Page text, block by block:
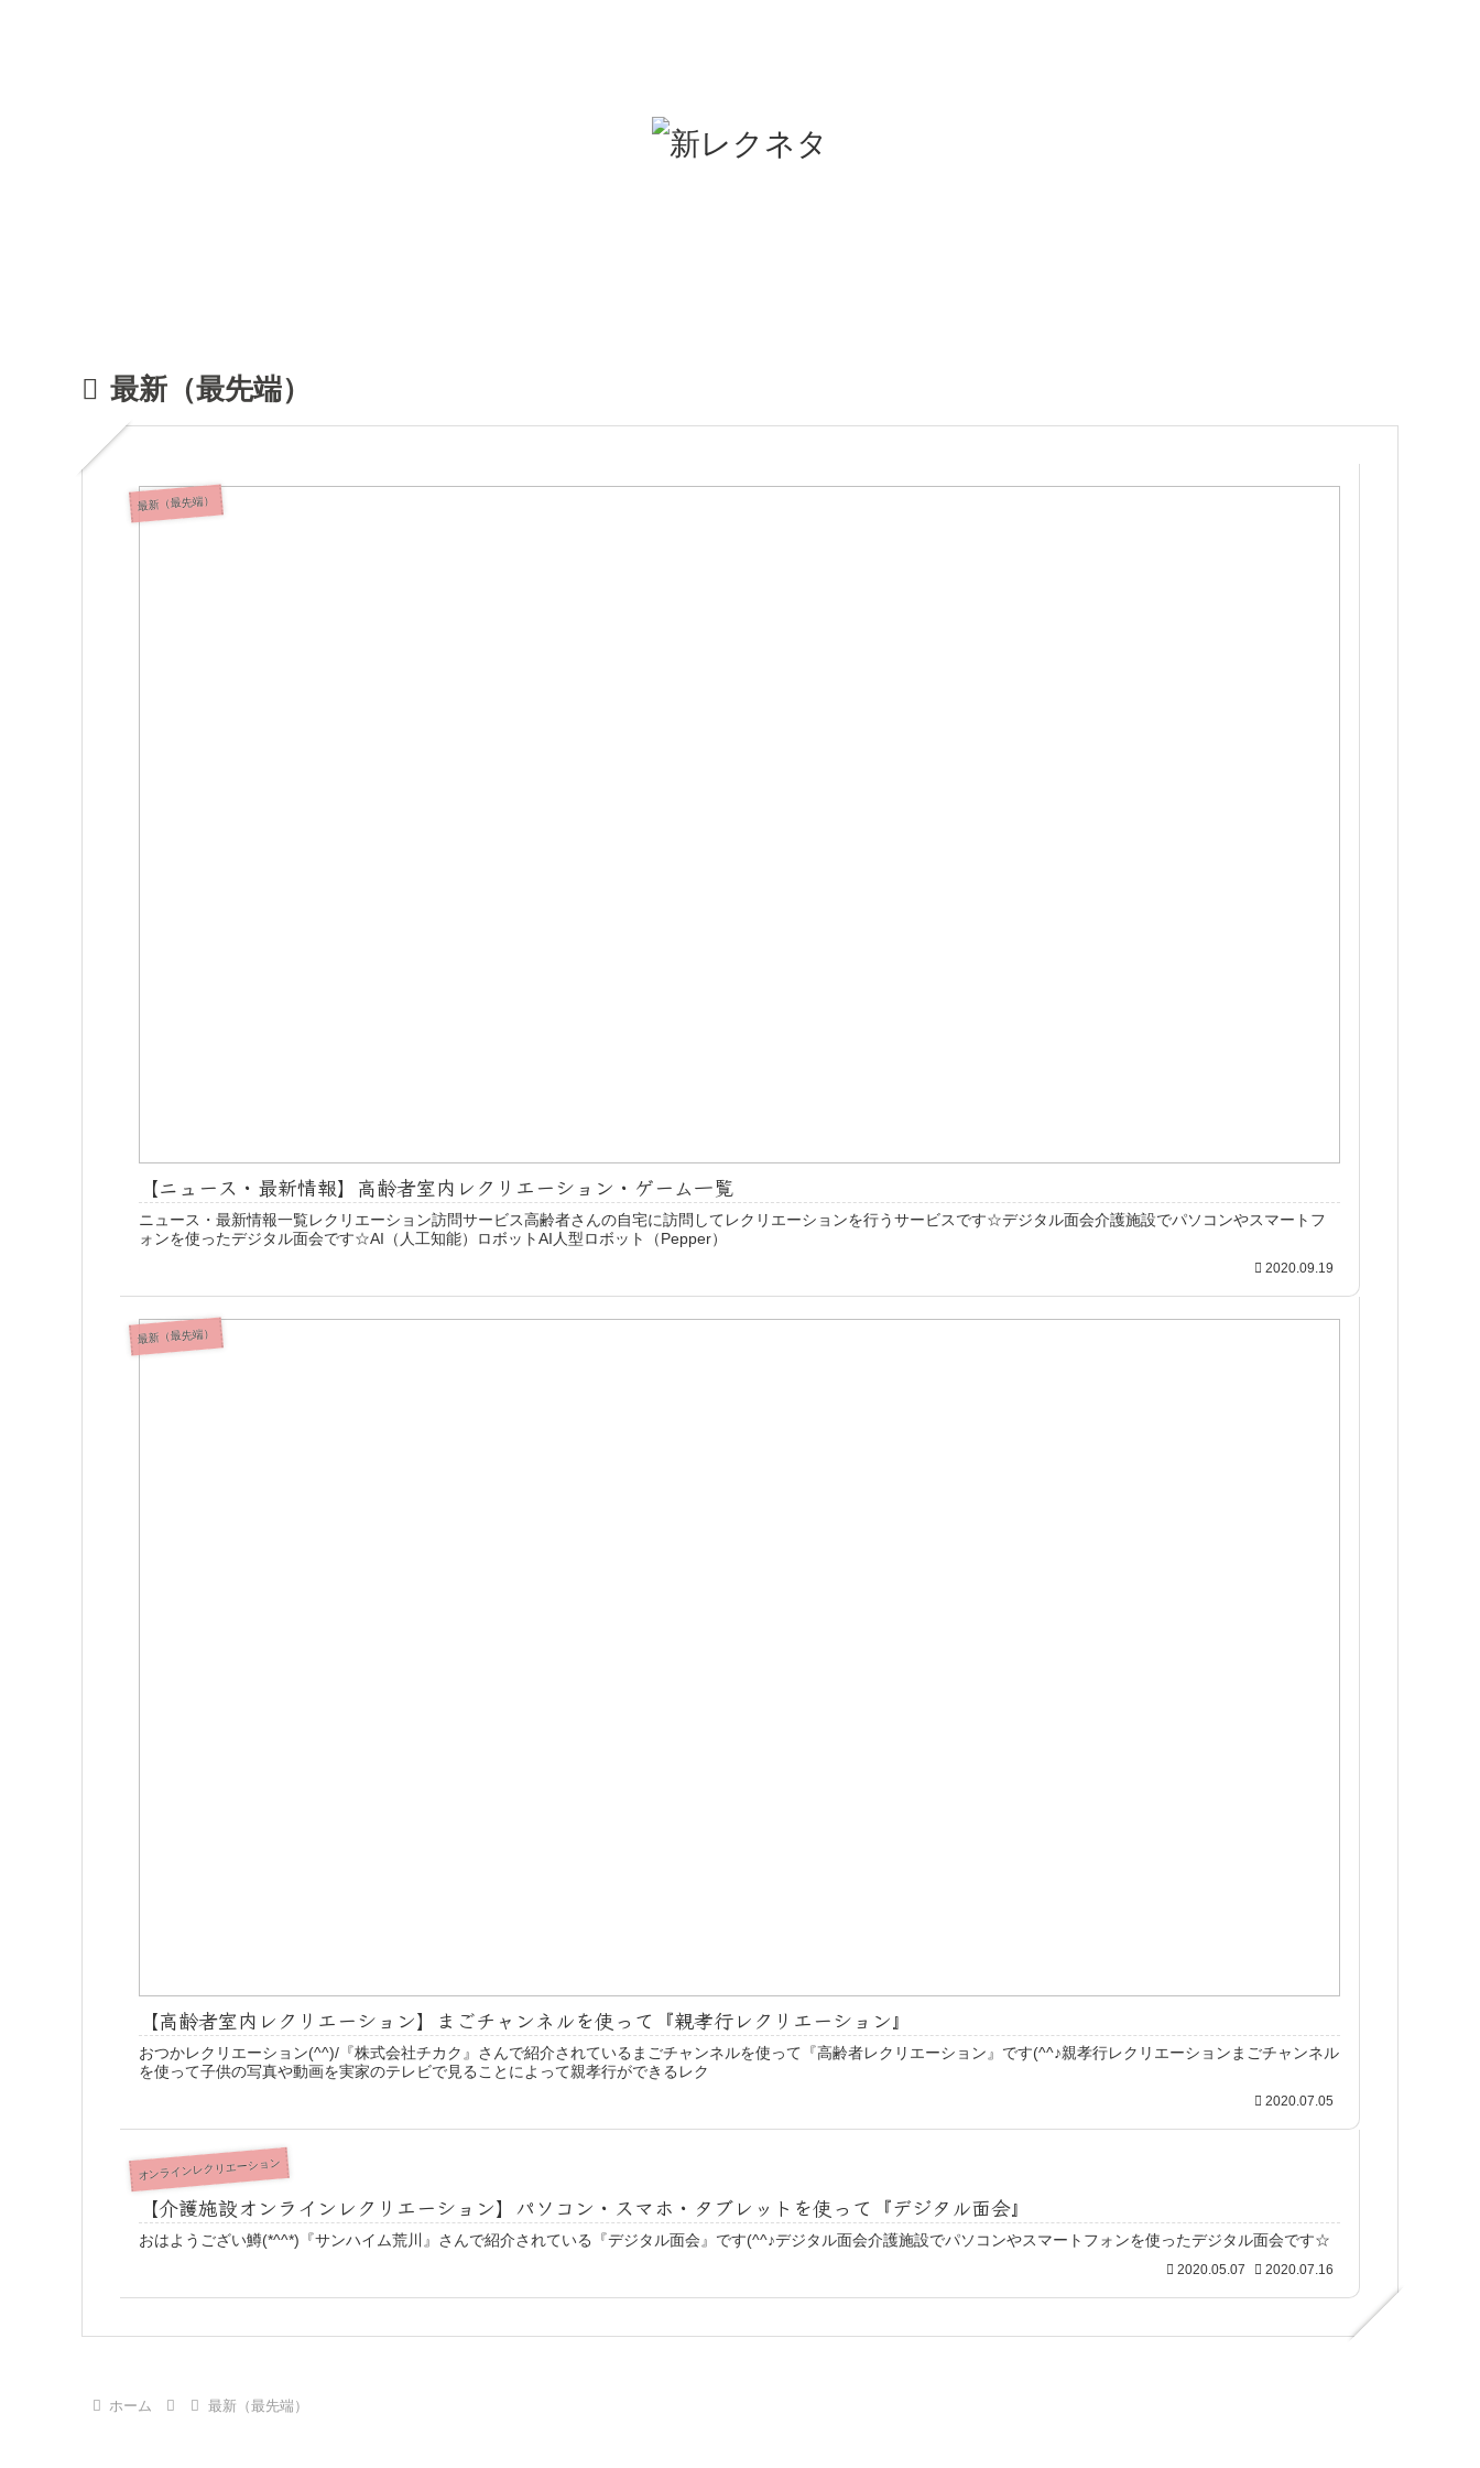
最新（最先端）
最新（最先端）
【ニュース・最新情報】高齢者室内レクリエーション・ゲーム一覧
ニュース・最新情報一覧レクリエーション訪問サービス高齢者さんの自宅に訪問してレクリエーションを行うサービスです☆デジタル面会介護施設でパソコンやスマートフ
ォンを使ったデジタル面会です☆AI（人工知能）ロボットAI人型ロボット（Pepper）
2020.09.19
最新（最先端）
【高齢者室内レクリエーション】まごチャンネルを使って『親孝行レクリエーション』
おつかレクリエーション(^^)/『株式会社チカク』さんで紹介されているまごチャンネルを使って『高齢者レクリエーション』です(^^♪親孝行レクリエーションまごチャンネル
を使って子供の写真や動画を実家のテレビで見ることによって親孝行ができるレク
2020.07.05
オンラインレクリエーション
【介護施設オンラインレクリエーション】パソコン・スマホ・タブレットを使って『デジタル面会』
おはようござい鱒(*^^*)『サンハイム荒川』さんで紹介されている『デジタル面会』です(^^♪デジタル面会介護施設でパソコンやスマートフォンを使ったデジタル面会です☆
2020.05.07 2020.07.16
ホーム 最新（最先端）